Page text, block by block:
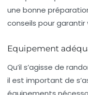
une bonne
conseils pour
Equipement
Qu’il s’agisse de
il est important de